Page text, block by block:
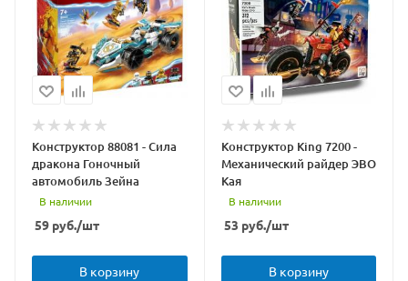
Конструктор 88081 - Сила
дракона Гоночный
автомобиль Зейна
В наличии
59 руб./шт
В корзину
Конструктор King 7200 -
Механический райдер ЭВО
Кая
В наличии
53 руб./шт
В корзину